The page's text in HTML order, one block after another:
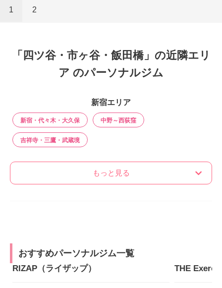
1 2
「四ツ谷・市ヶ谷・飯田橋」の近隣エリ
ア のパーソナルジム
新宿エリア
新宿・代々木・大久保 中野～西荻窪
吉祥寺・三鷹・武蔵境
もっと見る
おすすめパーソナルジム一覧
RIZAP（ライザップ）